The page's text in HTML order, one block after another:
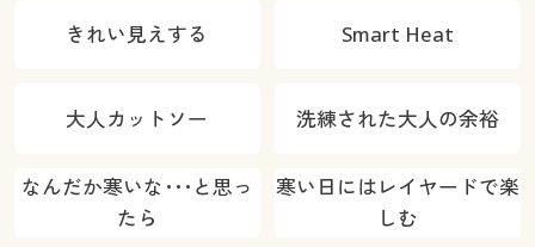
きれい見えする Smart Heat
大人カットソー 洗練された大人の余裕
なんだか寒いな･･･と思っ
たら
寒い日にはレイヤードで楽
しむ